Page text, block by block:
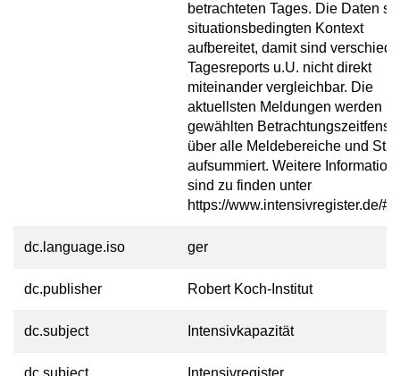
betrachteten Tages. Die Daten
situationsbedingten Kontext
aufbereitet, damit sind
Tagesreports u.U. nicht direkt
miteinander vergleichbar. Die
aktuellsten Meldungen werden im
gewählten
über alle Meldebereiche und
aufsummiert. Weitere
sind zu finden unter
https://www.intensivregister.de/#/
dc.language.iso ger
dc.publisher Robert Koch-Institut
dc.subject Intensivkapazität
dc.subject Intensivregister